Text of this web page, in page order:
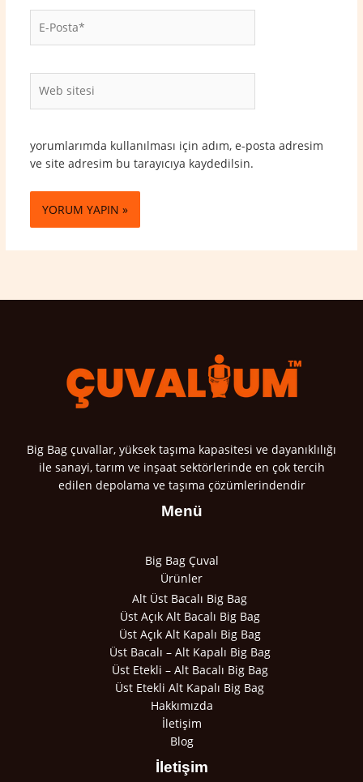
Posta*
sitesi
yorumlarımda kullanılması için adım, e-posta adresim
ve site adresim bu tarayıcıya kaydedilsin.
Big Bag çuvallar, yüksek taşıma kapasitesi ve dayanıklılığı
ile sanayi, tarım ve inşaat sektörlerinde en çok tercih
edilen depolama ve taşıma çözümlerindendir
Menü
Big Bag Çuval
Ürünler
Alt Üst Bacalı Big Bag
Üst Açık Alt Bacalı Big Bag
Üst Açık Alt Kapalı Big Bag
Üst Bacalı – Alt Kapalı Big Bag
Üst Etekli – Alt Bacalı Big Bag
Üst Etekli Alt Kapalı Big Bag
Hakkımızda
İletişim
Blog
İletişim